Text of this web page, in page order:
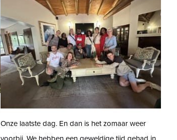
Onze laatste dag. En dan is het zomaar weer